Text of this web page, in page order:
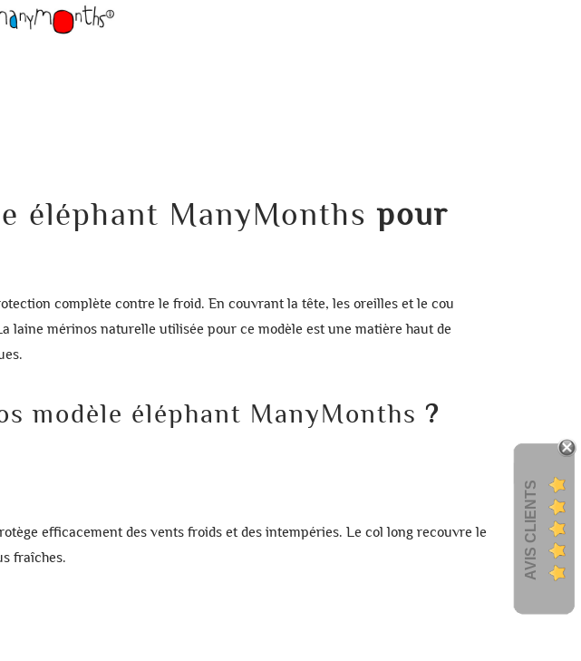
éléphant ManyMonths pour
complète contre le froid. En couvrant la tête, les oreilles et le cou
laine mérinos naturelle utilisée pour ce modèle est une matière haut de
modèle éléphant ManyMonths ?
efficacement des vents froids et des intempéries. Le col long recouvre le
fraîches.
AVIS CLIENTS